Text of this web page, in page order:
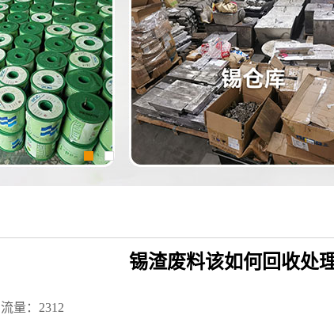
锡渣废料该如何回收处
流量：2312